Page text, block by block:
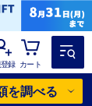
録 カート
を調べる